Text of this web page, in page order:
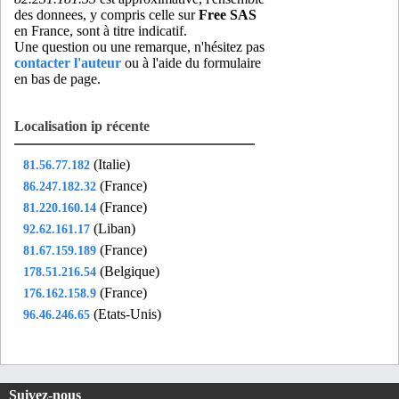
jem75
- Paris 10 (3 km)
lab75- Paris 08 (4 km)
lag75- Paris 20 (4 km)
- Paris 06 (1 km)
lju91- Longjumeau (17 km)
log77 - Lognes (20 km)
log78- Les-loges-en-josas (18 km)
lon92- Suresnes (8 km)
mar75- Paris 18 (5 km)
mar92- Montrouge (4 km)
mas91- Massy (13 km)
- Paris 20 (5 km)
mit95- Sarcelles (17 km)
des donnees, y compris celle surFree SAS
en France, sont à titre indicatif.
Une question ou une remarque, n'hésitez pas
contacter l'auteur ou à l'aide du formulaire
en bas de page.
Localisation ip récente
81.56.77.182 (Italie)
86.247.182.32 (France)
81.220.160.14 (France)
92.62.161.17 (Liban)
81.67.159.189 (France)
178.51.216.54 (Belgique)
176.162.158.9 (France)
96.46.246.65 (Etats-Unis)
Suivez-nous